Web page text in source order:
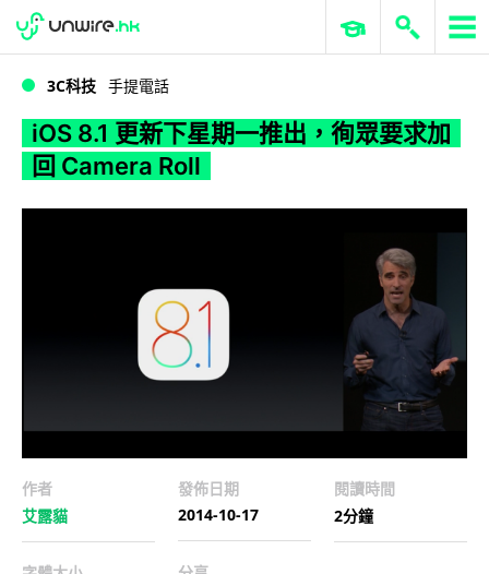
WWDC 2026 ERP 與商業 AI
3C科技 手提電話
iOS 8.1 更新下星期一推出，徇眾要求加
回 Camera Roll
作者
艾露貓
發佈日期
2014-10-17
閱讀時間
2分鐘